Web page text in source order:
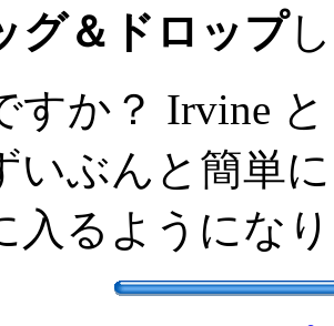
グ＆ドロップ
すか？ Irvine
いぶんと簡単
入るようにな